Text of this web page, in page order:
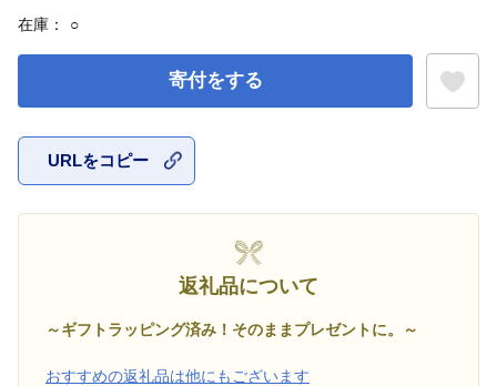
在庫： ○
寄付をする
URLをコピー
返礼品について
～ギフトラッピング済み！そのままプレゼントに。～
おすすめの返礼品は他にもございます